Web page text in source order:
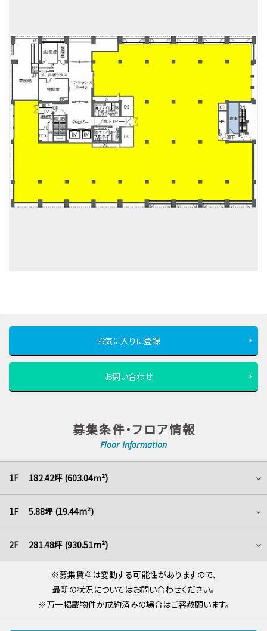
お気に入りに登録
お問い合わせ
募集条件・フロア情報
Floor Information
1F 182.42坪 (603.04m²)
1F 5.88坪 (19.44m²)
2F 281.48坪 (930.51m²)
※募集賃料は変動する可能性がありますので、
最新の状況についてはお問い合わせください。
※万一掲載物件が成約済みの場合はご容赦願います。